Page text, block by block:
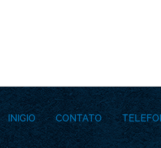
INICIO CONTATO